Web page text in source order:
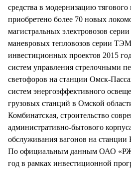
средства в модернизацию
приобретено более 70 новых
магистральных электровозов
маневровых тепловозов серии
инвестиционных проектов 2015
систем управления стрелочными
светофоров на станции Омск-
систем энергоэффективного
грузовых станций в Омской
Комбинатская, строительство
административно-бытового
обслуживания вагонов на станции
По официальным данным ОАО
год в рамках инвестиционной